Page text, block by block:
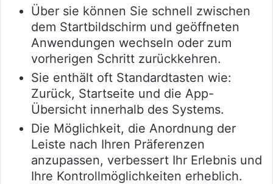
Über sie können Sie schnell zwischen
dem Startbildschirm und geöffneten
Anwendungen wechseln oder zum
vorherigen Schritt zurückkehren.
Sie enthält oft Standardtasten wie:
Zurück, Startseite und die App-
Übersicht innerhalb des Systems.
Die Möglichkeit, die Anordnung der
Leiste nach Ihren Präferenzen
anzupassen, verbessert Ihr Erlebnis und
Ihre Kontrollmöglichkeiten erheblich.